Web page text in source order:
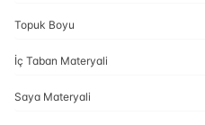
Topuk Boyu
İç Taban Materyali
Saya Materyali